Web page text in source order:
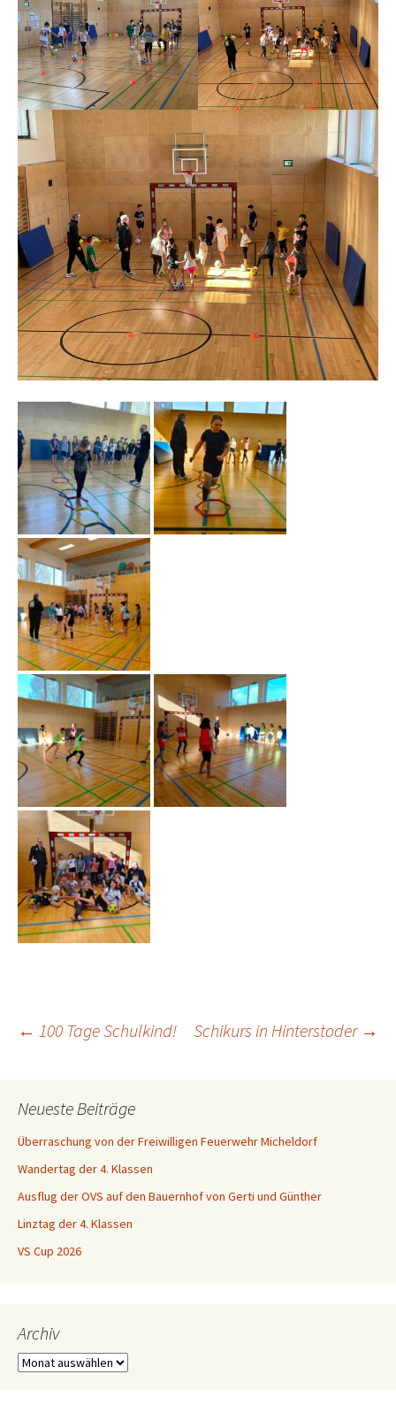
Beitragsnavigation
← 100 Tage Schulkind! Schikurs in Hinterstoder →
Neueste Beiträge
Überraschung von der Freiwilligen Feuerwehr Micheldorf
Wandertag der 4. Klassen
Ausflug der OVS auf den Bauernhof von Gerti und Günther
Linztag der 4. Klassen
VS Cup 2026
Archiv
Archiv